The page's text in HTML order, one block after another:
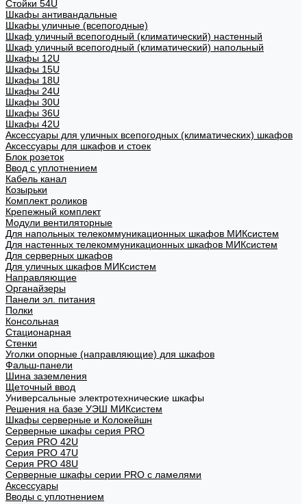
Стойки 54U
Шкафы антивандальные
Шкафы уличные (всепогодные)
Шкаф уличный всепогодный (климатический) настенный
Шкаф уличный всепогодный (климатический) напольный
Шкафы 12U
Шкафы 15U
Шкафы 18U
Шкафы 24U
Шкафы 30U
Шкафы 36U
Шкафы 42U
Аксессуары для уличных всепогодных (климатических) шкафов
Аксессуары для шкафов и стоек
Блок розеток
Ввод с уплотнением
Кабель канал
Козырьки
Комплект роликов
Крепежный комплект
Модули вентиляторные
Для напольных телекоммуникационных шкафов МИКсистем
Для настенных телекоммуникационных шкафов МИКсистем
Для серверных шкафов
Для уличных шкафов МИКсистем
Направляющие
Органайзеры
Панели эл. питания
Полки
Консольная
Стационарная
Стенки
Уголки опорные (направляющие) для шкафов
Фальш-панели
Шина заземления
Щеточный ввод
Универсальные электротехнические шкафы
Решения на базе УЭШ МИКсистем
Шкафы серверные и Колокейшн
Серверные шкафы серия PRO
Серия PRO 42U
Серия PRO 47U
Серия PRO 48U
Серверные шкафы серии PRO с ламелями
Аксессуары
Вводы с уплотнением